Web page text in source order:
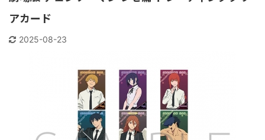
アカード
2025-08-23